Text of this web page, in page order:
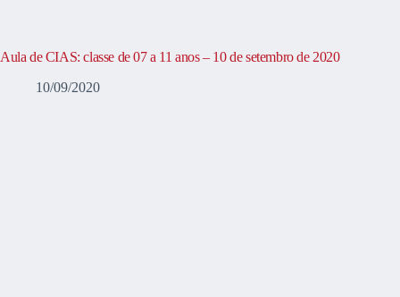
Aula de CIAS: classe de 07 a 11 anos – 10 de setembro de 2020
10/09/2020